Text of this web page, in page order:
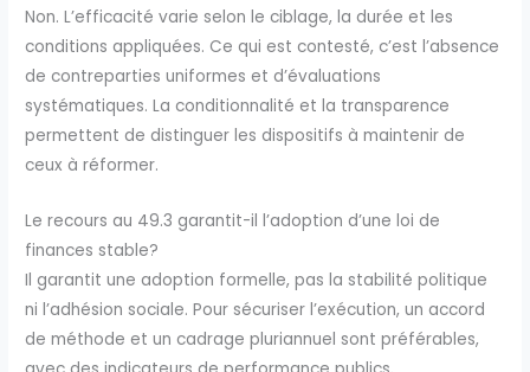
Non. L’efficacité varie selon le ciblage, la durée et les
conditions appliquées. Ce qui est contesté, c’est l’absence
de contreparties uniformes et d’évaluations
systématiques. La conditionnalité et la transparence
permettent de distinguer les dispositifs à maintenir de
ceux à réformer.
Le recours au 49.3 garantit-il l’adoption d’une loi de
finances stable?
Il garantit une adoption formelle, pas la stabilité politique
ni l’adhésion sociale. Pour sécuriser l’exécution, un accord
de méthode et un cadrage pluriannuel sont préférables,